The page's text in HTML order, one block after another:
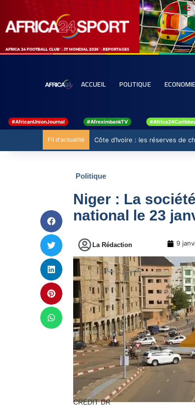
ACCUEIL POLITIQUE ECONOMIE
#AfricanUnionJournal #AfreximbankTV
Fil d'actualité Côte d’Ivoire : les réserves de
Politique
Niger : La
national le 23
La Rédaction 9
CREDIT DR